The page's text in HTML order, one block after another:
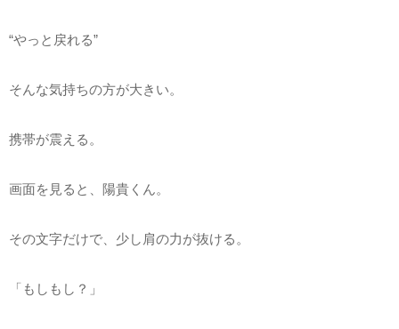
“やっと戻れる”
そんな気持ちの方が大きい。
携帯が震える。
画面を見ると、陽貴くん。
その文字だけで、少し肩の力が抜ける。
「もしもし？」